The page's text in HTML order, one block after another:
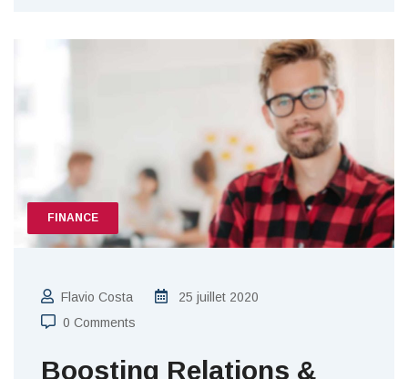
FINANCE
Flavio Costa
25 juillet 2020
0 Comments
Boosting Relations &